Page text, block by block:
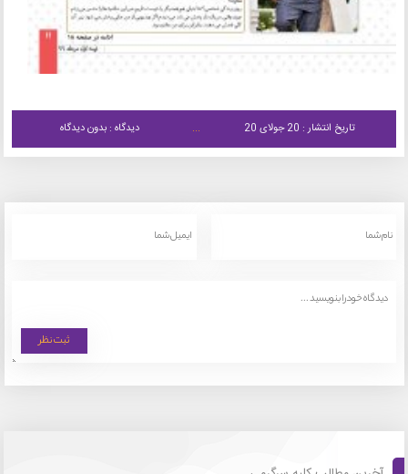
تاریخ انتشار : 20 جولای 20 دیدگاه : بدون دیدگاه